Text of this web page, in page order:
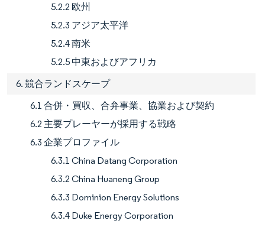
5.2.2 欧州
5.2.3 アジア太平洋
5.2.4 南米
5.2.5 中東およびアフリカ
6. 競合ランドスケープ
6.1 合併・買収、合弁事業、協業および契約
6.2 主要プレーヤーが採用する戦略
6.3 企業プロファイル
6.3.1 China Datang Corporation
6.3.2 China Huaneng Group
6.3.3 Dominion Energy Solutions
6.3.4 Duke Energy Corporation